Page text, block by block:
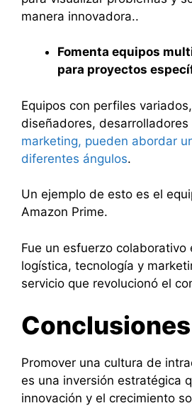
manera innovadora..
Fomenta equipos
para proyectos
Equipos con perfiles
diseñadores,
marketing, pueden abordar
diferentes ángulos.
Un ejemplo de esto es el
Amazon Prime.
Fue un esfuerzo colaborativo
logística, tecnología y
servicio que revolucionó el
Conclusiones
Promover una cultura de
es una inversión estratégica
innovación y el crecimiento